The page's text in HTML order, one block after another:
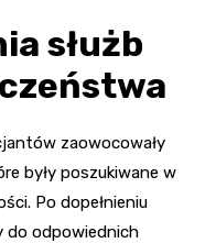
służb
zaowocowały
były poszukiwane w
Po dopełnieniu
do odpowiednich